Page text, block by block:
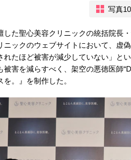
写真
した聖心美容クリニックの統括院長
ニックのウェブサイトにおいて、虚
れたほど被害が減少していない」と
被害を減らすべく、架空の悪徳医師
。』を制作した。